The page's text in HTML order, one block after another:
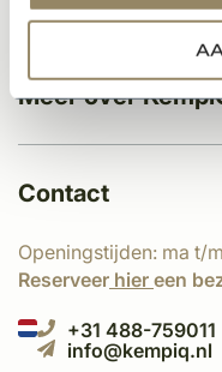
Meer over
Contact
Openingstijden: ma t/
Reserveer hier een
+31 488-759011
info@kempiq.nl